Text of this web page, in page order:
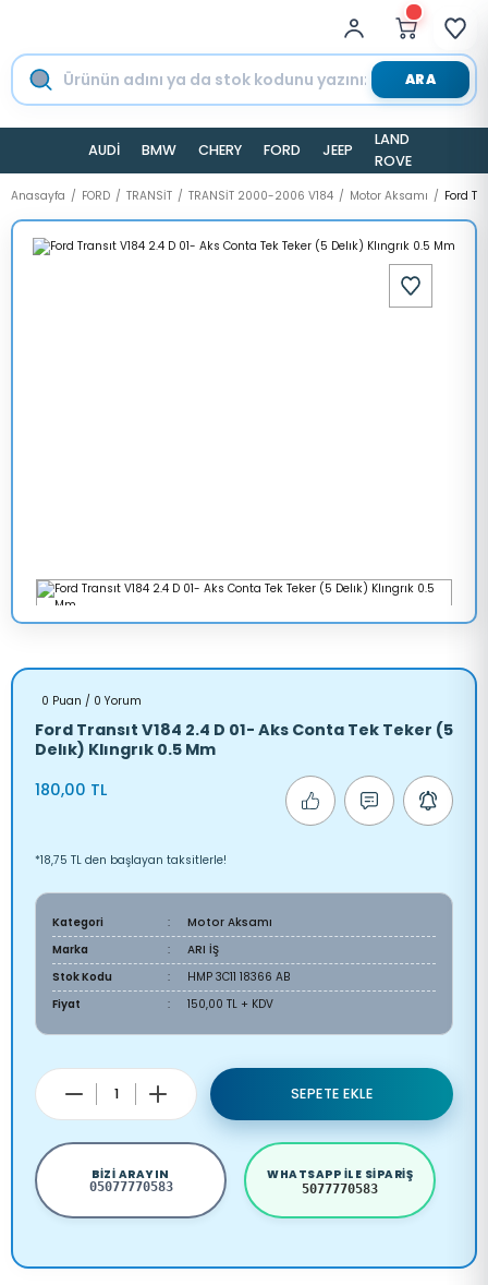
ARA
AUDİ BMW CHERY FORD JEEP
LAND
ROVER
Anasayfa FORD TRANSİT TRANSİT 2000-2006 V184 Motor Aksamı Ford
0 Puan / 0 Yorum
Ford Transıt V184 2.4 D 01- Aks Conta Tek Teker (5
Delık) Klıngrık 0.5 Mm
180,00 TL
*18,75 TL den başlayan taksitlerle!
Kategori
Motor Aksamı
Marka
ARI İŞ
Stok Kodu
HMP 3C11 18366 AB
Fiyat
150,00 TL + KDV
SEPETE EKLE
BIZI ARAYIN
05077770583
WHATSAPP ILE SIPARIŞ
5077770583